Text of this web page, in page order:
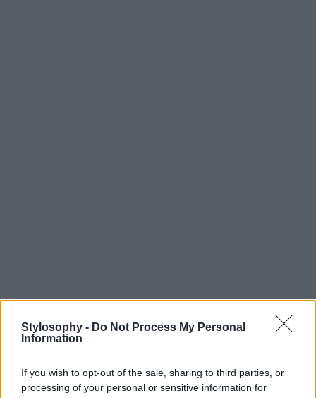
Stylosophy - Do Not Process My Personal
Information
If you wish to opt-out of the sale, sharing to third parties, or
processing of your personal or sensitive information for